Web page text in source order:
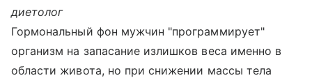
диетолог
Гормональный фон мужчин "программирует"
организм на запасание излишков веса именно в
области живота, но при снижении массы тела